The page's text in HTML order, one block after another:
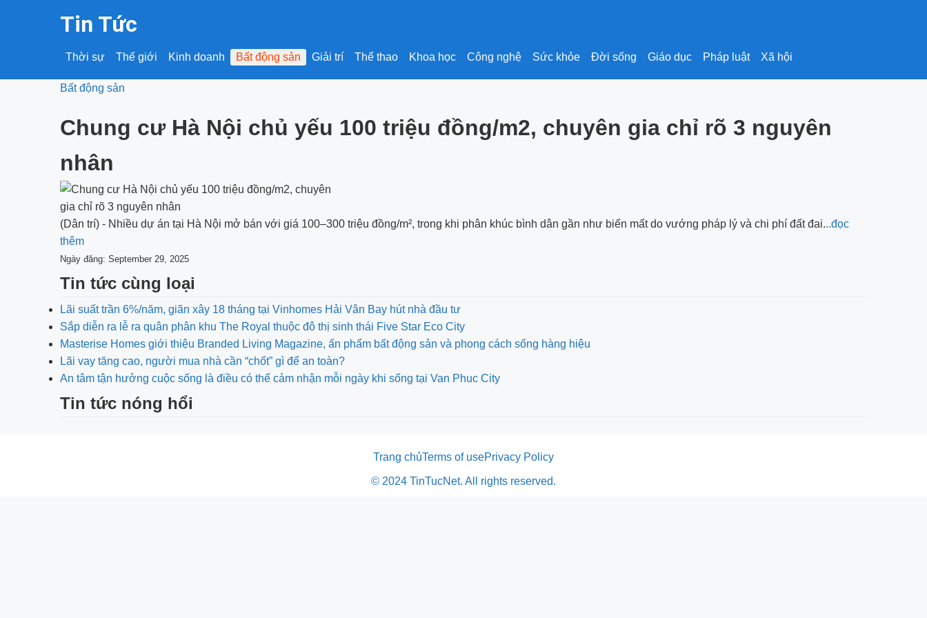
Tin Tức
Thời sự Thế giới Kinh doanh Bất động sản Giải trí Thể thao Khoa học Công nghệ Sức khỏe Đời sống Giáo dục Pháp luật Xã hội
Bất động sản
Chung cư Hà Nội chủ yếu 100 triệu đồng/m2, chuyên gia chỉ rõ 3 nguyên
nhân
(Dân trí) - Nhiều dự án tại Hà Nội mở bán với giá 100–300 triệu đồng/m², trong khi phân khúc bình dân gần như biến mất do vướng pháp lý và chi phí đất đai...đọc
thêm
Ngày đăng: September 29, 2025
Tin tức cùng loại
Lãi suất trần 6%/năm, giãn xây 18 tháng tại Vinhomes Hải Vân Bay hút nhà đầu tư
Sắp diễn ra lễ ra quân phân khu The Royal thuộc đô thị sinh thái Five Star Eco City
Masterise Homes giới thiệu Branded Living Magazine, ấn phẩm bất động sản và phong cách sống hàng hiệu
Lãi vay tăng cao, người mua nhà cần “chốt” gì để an toàn?
An tâm tận hưởng cuộc sống là điều có thể cảm nhận mỗi ngày khi sống tại Van Phuc City
Tin tức nóng hổi
Trang chủTerms of usePrivacy Policy
© 2024 TinTucNet. All rights reserved.